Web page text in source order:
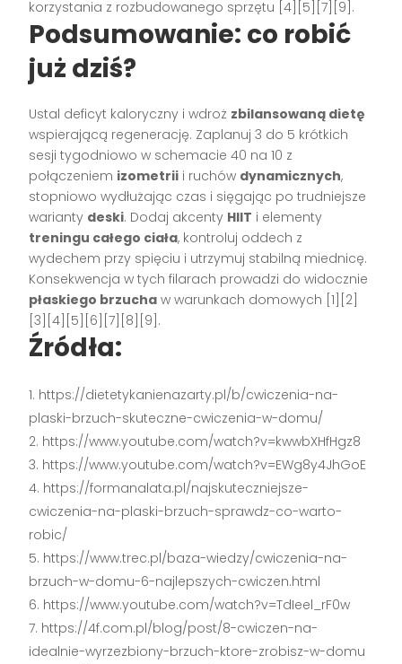
korzystania z rozbudowanego sprzętu [4][5][7][9].
Podsumowanie: co robić
już dziś?
Ustal deficyt kaloryczny i wdroż zbilansowaną dietę
wspierającą regenerację. Zaplanuj 3 do 5 krótkich
sesji tygodniowo w schemacie 40 na 10 z
połączeniem izometrii i ruchów dynamicznych,
stopniowo wydłużając czas i sięgając po trudniejsze
warianty deski. Dodaj akcenty HIIT i elementy
treningu całego ciała, kontroluj oddech z
wydechem przy spięciu i utrzymuj stabilną miednicę.
Konsekwencja w tych filarach prowadzi do widocznie
płaskiego brzucha w warunkach domowych [1][2]
[3][4][5][6][7][8][9].
Źródła:
https://dietetykanienazarty.pl/b/cwiczenia-na-
plaski-brzuch-skuteczne-cwiczenia-w-domu/
https://www.youtube.com/watch?v=kwwbXHfHgz8
https://www.youtube.com/watch?v=EWg8y4JhGoE
https://formanalata.pl/najskuteczniejsze-
cwiczenia-na-plaski-brzuch-sprawdz-co-warto-
robic/
https://www.trec.pl/baza-wiedzy/cwiczenia-na-
brzuch-w-domu-6-najlepszych-cwiczen.html
https://www.youtube.com/watch?v=TdIeel_rF0w
https://4f.com.pl/blog/post/8-cwiczen-na-
idealnie-wyrzezbiony-brzuch-ktore-zrobisz-w-domu